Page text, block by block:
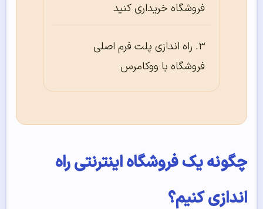
فروشگاه خریداری کنید
راه اندازی پلت فرم اصلی
فروشگاه با ووکامرس
چگونه یک فروشگاه اینترنتی راه
اندازی کنیم؟